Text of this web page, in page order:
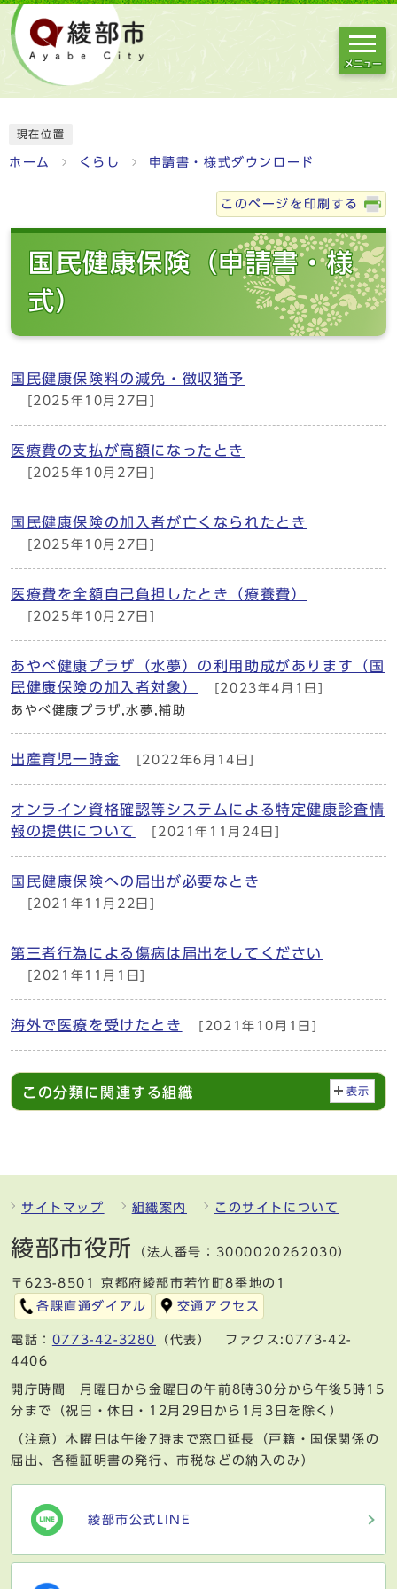
メニュー
現在位置
ホーム くらし 申請書・様式ダウンロード
このページを印刷する
国民健康保険（申請書・様
式）
国民健康保険料の減免・徴収猶予
[2025年10月27日]
医療費の支払が高額になったとき
[2025年10月27日]
国民健康保険の加入者が亡くなられたとき
[2025年10月27日]
医療費を全額自己負担したとき（療養費）
[2025年10月27日]
あやべ健康プラザ（水夢）の利用助成があります（国
民健康保険の加入者対象）
[2023年4月1日]
あやべ健康プラザ,水夢,補助
出産育児一時金 [2022年6月14日]
オンライン資格確認等システムによる特定健康診査情
報の提供について
[2021年11月24日]
国民健康保険への届出が必要なとき
[2021年11月22日]
第三者行為による傷病は届出をしてください
[2021年11月1日]
海外で医療を受けたとき [2021年10月1日]
この分類に関連する組織 表示
サイトマップ 組織案内 このサイトについて
綾部市役所 （法人番号：3000020262030）
〒623-8501 京都府綾部市若竹町8番地の1
各課直通ダイアル
交通アクセス
電話： 0773-42-3280
（代表） ファクス:0773-42-
4406
開庁時間 月曜日から金曜日の午前8時30分から午後5時15
分まで（祝日・休日・12月29日から1月3日を除く）
（注意）木曜日は午後7時まで窓口延長（戸籍・国保関係の
届出、各種証明書の発行、市税などの納入のみ）
綾部市公式LINE